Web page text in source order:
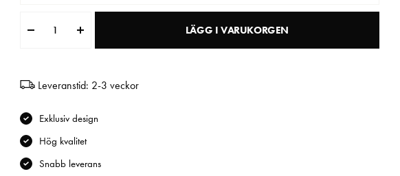
LÄGG I VARUKORGEN
Leveranstid: 2-3 veckor
Exklusiv design
Hög kvalitet
Snabb leverans